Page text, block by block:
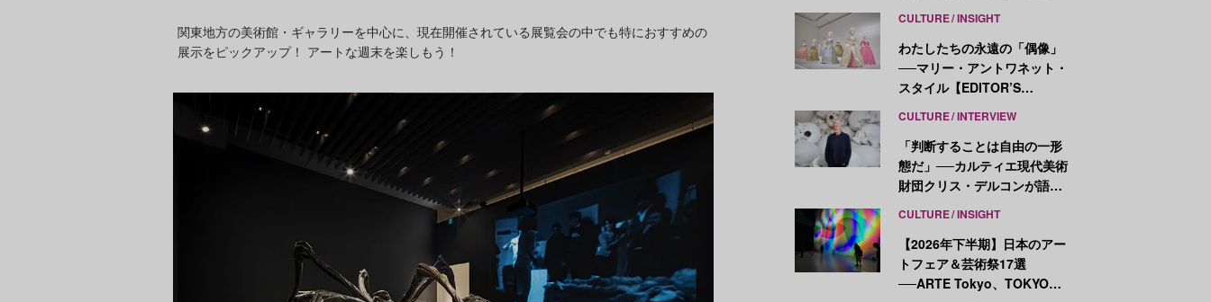
関東地方の美術館・ギャラリーを中心に、現在開催されている展覧会の中でも特におすすめの
展示をピックアップ！ アートな週末を楽しもう！
CULTURE INSIGHT
わたしたちの永遠の「偶像」
──マリー・アントワネット・
スタイル【EDITOR’S
CULTURE INTERVIEW
「判断することは自由の一形
態だ」──カルティエ現代美術
財団クリス・デルコンが語
CULTURE INSIGHT
【2026年下半期】日本のアー
トフェア＆芸術祭17選
──ARTE Tokyo、TOKYO